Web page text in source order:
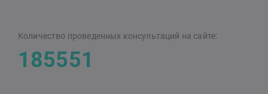
Количество проведенных консультаций на сайте:
185551